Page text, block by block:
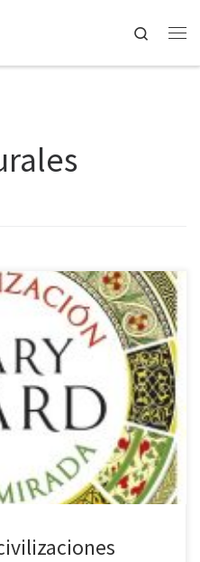
Search
ha publicado la última obra de
de Ciencias Sociales en
de ver la realidad por los
la mirada (febrero de 2019),